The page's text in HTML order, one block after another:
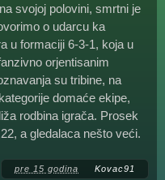
svojoj polovini, smrtni je
o udarcu ka
u formaciji 6-3-1, koja u
orjentisanim
su tribine, na
domaće ekipe,
rodbina igrača. Prosek
a gledalaca nešto veći.
pre 15 godina Kovac91